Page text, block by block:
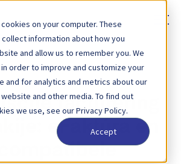
on your computer. These
information about how you
and allow us to remember you. We
order to improve and customize your
and for analytics and metrics about our
and other media. To find out
we use, see our Privacy Policy.
Accept
VOLMACHT
facturering
eFaktúra en